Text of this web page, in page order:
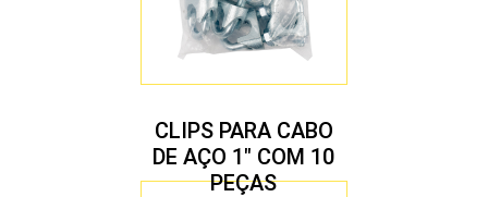
CLIPS PARA CABO
DE AÇO 1″ COM 10
PEÇAS